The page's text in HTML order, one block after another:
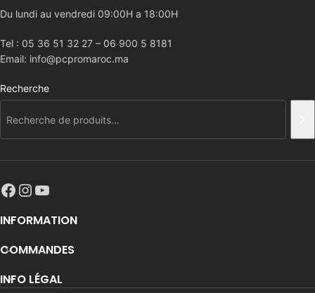
Du lundi au vendredi 09:00H a 18:00H
Tel : 05 36 51 32 27 – 06 900 5 8181
Email: info@pcpromaroc.ma
Recherche
INFORMATION
COMMANDES
INFO LÉGAL